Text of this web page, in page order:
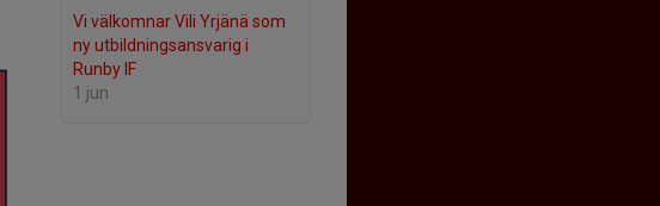
Vi välkomnar Vili Yrjänä som
ny utbildningsansvarig i
Runby IF
1 jun